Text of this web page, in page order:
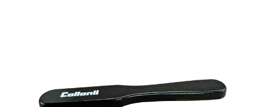
Reinigungsbürste